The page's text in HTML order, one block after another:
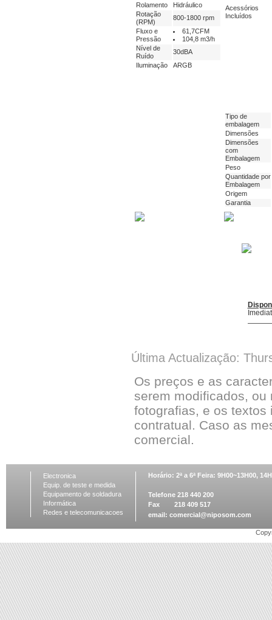
Rolamento
Hidráulico
Rotação
(RPM)
800-1800 rpm
Fluxo e
Pressão
61,7CFM
104,8 m3/h
Nível de
Ruído
30dBA
Iluminação
ARGB
Acessórios
Incluídos
Tipo de
embalagem
Dimensões
Dimensões
com
Embalagem
Peso
Quantidade por
Embalagem
Origem
Garantia
Última Actualização:
Os preços e as
serem modificados, ou
fotografias, e os
contratual. Caso as
comercial.
Electronica
Equip. de teste e medida
Equipamento de soldadura
Informática
Redes e telecomunicacoes
Horário: 2ª a 6ª Feira: 9H00~13H00,
Telefone 218 440 200
Fax 218 409 517
email: comercial@niposom.com